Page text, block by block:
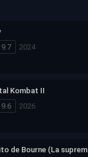
9.7
2024
Kombat II
9.6
2026
de Bourne (La